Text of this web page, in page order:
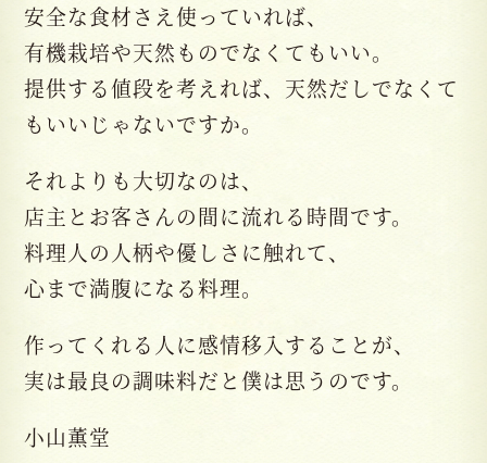
安全な食材さえ使っていれば、
有機栽培や天然ものでなくてもいい。
提供する値段を考えれば、天然だしでなくて
もいいじゃないですか。
それよりも大切なのは、
店主とお客さんの間に流れる時間です。
料理人の人柄や優しさに触れて、
心まで満腹になる料理。
作ってくれる人に感情移入することが、
実は最良の調味料だと僕は思うのです。
小山薫堂